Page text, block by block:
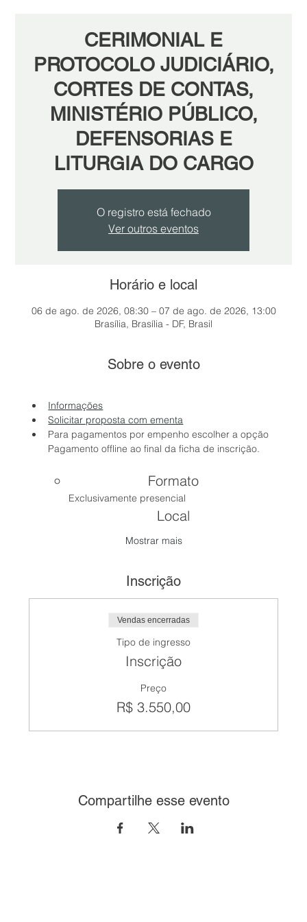
CERIMONIAL E
PROTOCOLO JUDICIÁRIO,
CORTES DE CONTAS,
MINISTÉRIO PÚBLICO,
DEFENSORIAS E
LITURGIA DO CARGO
O registro está fechado
Ver outros eventos
Horário e local
06 de ago. de 2026, 08:30 – 07 de ago. de 2026, 13:00
Brasília, Brasília - DF, Brasil
Sobre o evento
Informações
Solicitar proposta com ementa
Para pagamentos por empenho escolher a opção
Pagamento offline ao final da ficha de inscrição.
Formato
Exclusivamente presencial
Local
Mostrar mais
Inscrição
Vendas encerradas
Tipo de ingresso
Inscrição
Preço
R$ 3.550,00
Compartilhe esse evento